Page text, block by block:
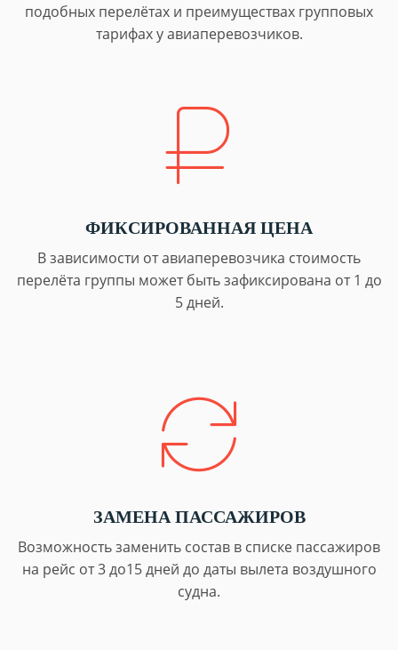
подобных перелётах и преимуществах групповых
тарифах у авиаперевозчиков.
ФИКСИРОВАННАЯ ЦЕНА
В зависимости от авиаперевозчика стоимость
перелёта группы может быть зафиксирована от 1 до
5 дней.
ЗАМЕНА ПАССАЖИРОВ
Возможность заменить состав в списке пассажиров
на рейс от 3 до15 дней до даты вылета воздушного
судна.